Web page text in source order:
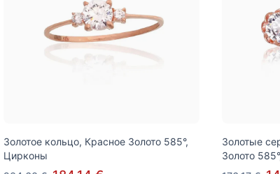
Золотое кольцо, Красное Золото 585°,
Цирконы
Золотые
Золото